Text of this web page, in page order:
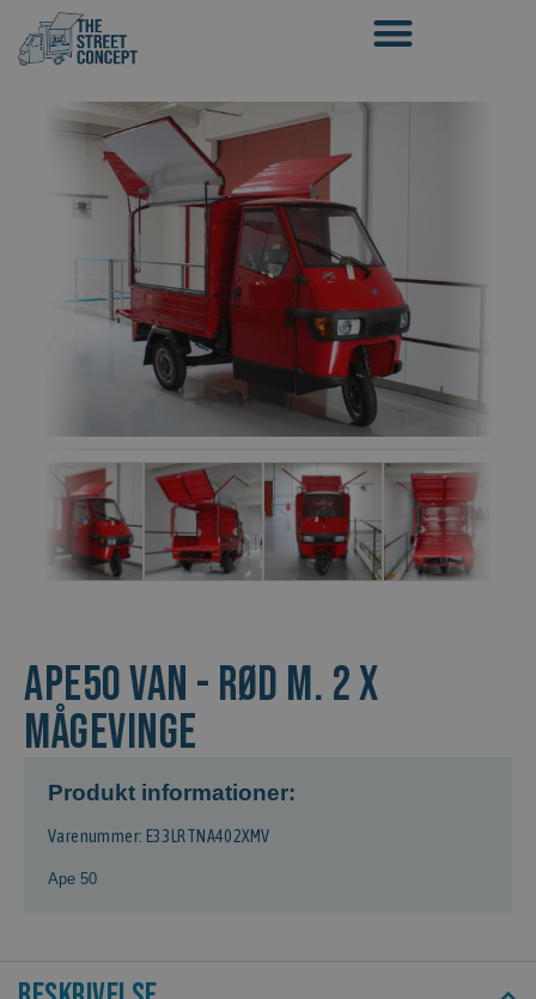
APE50 Van - rød m. 2 x
Mågevinge
Produkt informationer:
Varenummer: E33LRTNA402XMV
Ape 50